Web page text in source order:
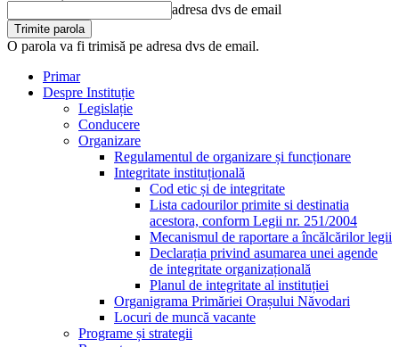
adresa dvs de email
O parola va fi trimisă pe adresa dvs de email.
Primar
Despre Instituție
Legislație
Conducere
Organizare
Regulamentul de organizare și funcționare
Integritate instituțională
Cod etic și de integritate
Lista cadourilor primite si destinatia
acestora, conform Legii nr. 251/2004
Mecanismul de raportare a încălcărilor legii
Declarația privind asumarea unei agende
de integritate organizațională
Planul de integritate al instituției
Organigrama Primăriei Orașului Năvodari
Locuri de muncă vacante
Programe și strategii